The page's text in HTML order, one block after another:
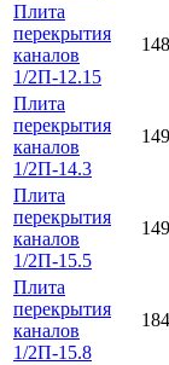
Плита
перекрытия
каналов
1/2П-12.15
Плита
перекрытия
каналов
1/2П-14.3
Плита
перекрытия
каналов
1/2П-15.5
Плита
перекрытия
каналов
1/2П-15.8